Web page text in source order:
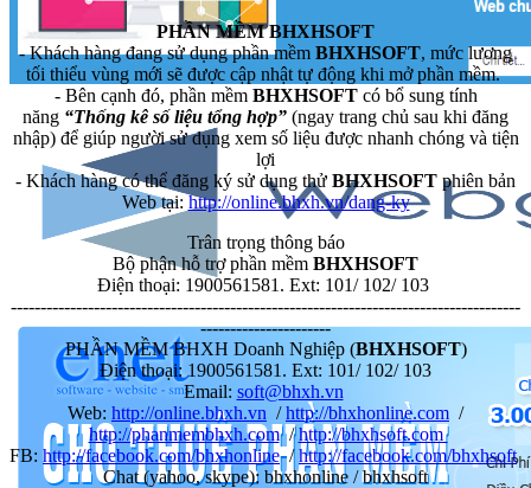
PHẦN MỀM BHXHSOFT
- Khách hàng đang sử dụng phần mềm BHXHSOFT, mức lương
tối thiểu vùng mới sẽ được cập nhật tự động khi mở phần mềm.
- Bên cạnh đó, phần mềmBHXHSOFT có bổ sung tính
năng “Thống kê số liệu tổng hợp” (ngay trang chủ sau khi đăng
nhập) để giúp người sử dụng xem số liệu được nhanh chóng và tiện
lợi
- Khách hàng có thể đăng ký sử dụng thử BHXHSOFT phiên bản
Web tại: http://online.bhxh.vn/dang-ky
Trân trọng thông báo
Bộ phận hỗ trợ phần mềm BHXHSOFT
Điện thoại: 1900561581. Ext: 101/ 102/ 103
--------------------------------------------------------------------------------------
----------------------
PHẦN MỀM BHXH Doanh Nghiệp (BHXHSOFT)
Điện thoại: 1900561581. Ext: 101/ 102/ 103
Email: soft@bhxh.vn
Web: http://online.bhxh.vn /http://bhxhonline.com /
http://phanmembhxh.com/http://bhxhsoft.com
FB: http://facebook.com/bhxhonline/http://facebook.com/bhxhsoft
Chat (yahoo, skype): bhxhonline / bhxhsoft